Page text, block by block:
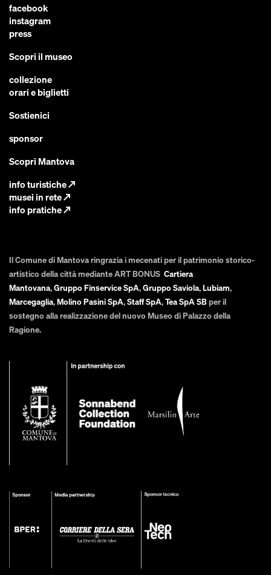
facebook
instagram
press
Scopri il museo
collezione
orari e biglietti
Sostienici
sponsor
Scopri Mantova
info turistiche↗
musei in rete↗
info pratiche↗
Il Comune di Mantova ringrazia i mecenati per il patrimonio storico-
artistico della città mediante ART BONUS Cartiera
Mantovana,Gruppo Finservice SpA,Gruppo Saviola,Lubiam,
Marcegaglia,Molino Pasini SpA,Staff SpA,Tea SpA SBper il
sostegno alla realizzazione del nuovo Museo di Palazzo della
Ragione.